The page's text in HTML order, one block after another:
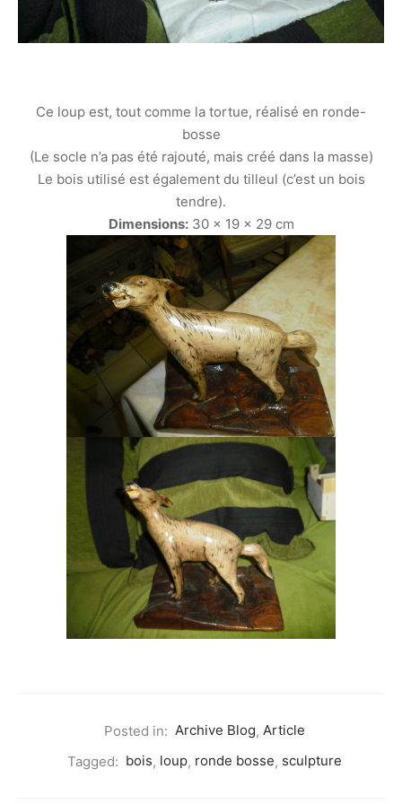
Ce loup est, tout comme la tortue, réalisé en ronde-
bosse
(Le socle n’a pas été rajouté, mais créé dans la masse)
Le bois utilisé est également du tilleul (c’est un bois
tendre).
Dimensions:30 x 19 x 29 cm
Posted in: Archive Blog, Article
Tagged: bois, loup, ronde bosse, sculpture